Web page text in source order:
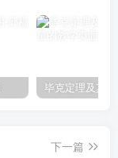
毕克定理及其
下一篇